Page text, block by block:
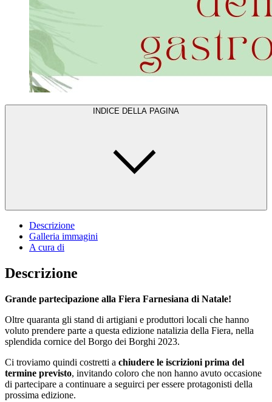
INDICE DELLA PAGINA
Descrizione
Galleria immagini
A cura di
Descrizione
Grande partecipazione alla Fiera Farnesiana di Natale!
Oltre quaranta gli stand di artigiani e produttori locali che hanno
voluto prendere parte a questa edizione natalizia della Fiera, nella
splendida cornice del Borgo dei Borghi 2023.
Ci troviamo quindi costretti a chiudere le iscrizioni prima del
termine previsto, invitando coloro che non hanno avuto occasione
di partecipare a continuare a seguirci per essere protagonisti della
prossima edizione.